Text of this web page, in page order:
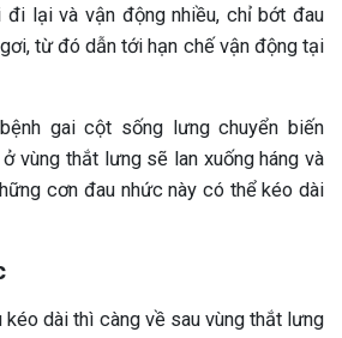
đi lại và vận động nhiều, chỉ bớt đau
từ đó dẫn tới hạn chế vận động tại
gai cột sống lưng chuyển biến
vùng thắt lưng sẽ lan xuống háng và
cơn đau nhức này có thể kéo dài
dài thì càng về sau vùng thắt lưng